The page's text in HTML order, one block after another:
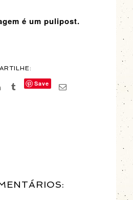
é um pulipost.
Save